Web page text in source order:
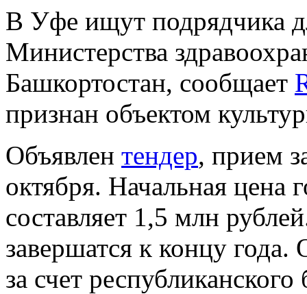
В Уфе ищут подрядчика
Министерства
Башкортостан, сообщает
признан объектом
Объявлен тендер, прием
октября. Начальная цена
составляет 1,5 млн
завершатся к концу
за счет